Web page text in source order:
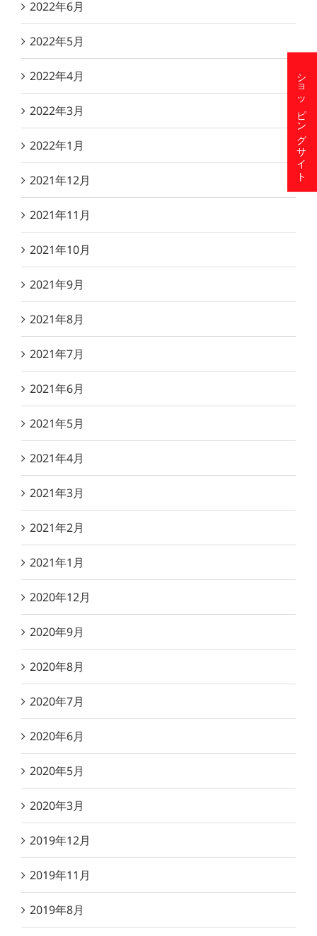
2022年6月
2022年5月
2022年4月
2022年3月
2022年1月
2021年12月
2021年11月
2021年10月
2021年9月
2021年8月
2021年7月
2021年6月
2021年5月
2021年4月
2021年3月
2021年2月
2021年1月
2020年12月
2020年9月
2020年8月
2020年7月
2020年6月
2020年5月
2020年3月
2019年12月
2019年11月
2019年8月
ショッピングサイト